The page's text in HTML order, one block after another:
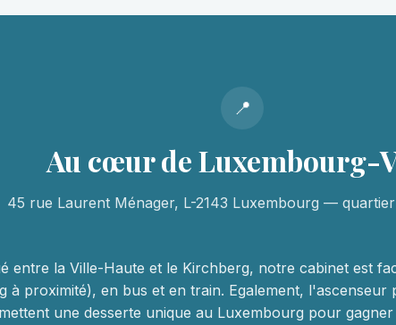
📍
Au cœur de Luxembourg-
45 rue Laurent Ménager, L-2143 Luxembourg —
entre la Ville-Haute et le Kirchberg, notre cabinet est
à proximité), en bus et en train. Egalement, l'ascenseur
une desserte unique au Luxembourg pour